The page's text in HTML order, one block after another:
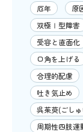
厄年
原
双極Ⅰ型障害
受容と直面化
口角を上げる
合理的配慮
吐き気止め
呉茱萸(ごし
周期性四肢運